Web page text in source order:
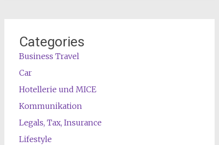
Categories
Business Travel
Car
Hotellerie und MICE
Kommunikation
Legals, Tax, Insurance
Lifestyle